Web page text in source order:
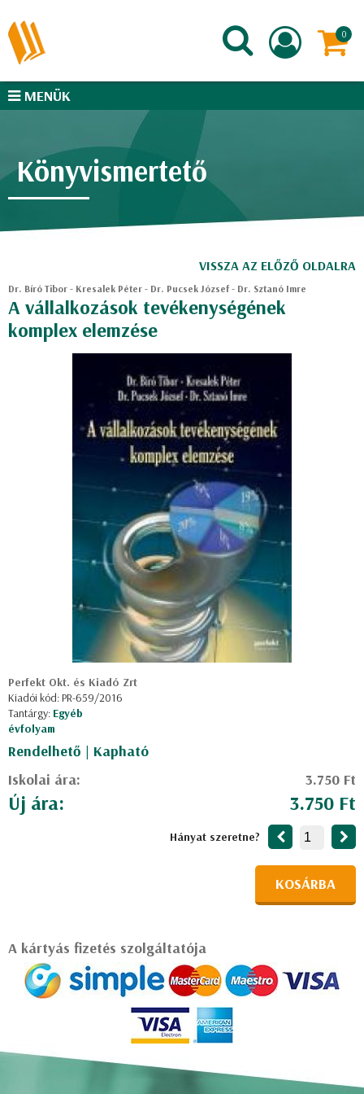
MENÜK
Könyvismertető
VISSZA AZ ELŐZŐ OLDALRA
Dr. Bíró Tibor - Kresalek Péter - Dr. Pucsek József - Dr. Sztanó Imre
A vállalkozások tevékenységének
komplex elemzése
Perfekt Okt. és Kiadó Zrt
Kiadói kód: PR-659/2016
Tantárgy: Egyéb
évfolyam
Rendelhető | Kapható
Iskolai ára:
3.750 Ft
Új ára: 3.750 Ft
Hányat szeretne?
KOSÁRBA
A kártyás fizetés szolgáltatója